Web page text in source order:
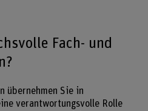
Fach- und
übernehmen Sie in
verantwortungsvolle Rolle